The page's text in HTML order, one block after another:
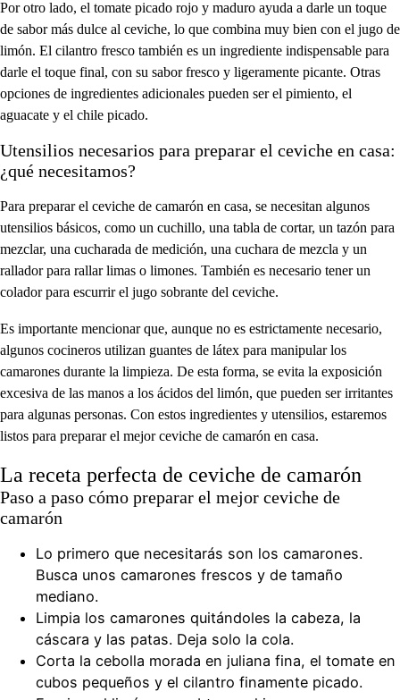
Por otro lado, el tomate picado rojo y maduro ayuda a darle un toque
de sabor más dulce al ceviche, lo que combina muy bien con el jugo de
limón. El cilantro fresco también es un ingrediente indispensable para
darle el toque final, con su sabor fresco y ligeramente picante. Otras
opciones de ingredientes adicionales pueden ser el pimiento, el
aguacate y el chile picado.
Utensilios necesarios para preparar el ceviche en casa:
¿qué necesitamos?
Para preparar el ceviche de camarón en casa, se necesitan algunos
utensilios básicos, como un cuchillo, una tabla de cortar, un tazón para
mezclar, una cucharada de medición, una cuchara de mezcla y un
rallador para rallar limas o limones. También es necesario tener un
colador para escurrir el jugo sobrante del ceviche.
Es importante mencionar que, aunque no es estrictamente necesario,
algunos cocineros utilizan guantes de látex para manipular los
camarones durante la limpieza. De esta forma, se evita la exposición
excesiva de las manos a los ácidos del limón, que pueden ser irritantes
para algunas personas. Con estos ingredientes y utensilios, estaremos
listos para preparar el mejor ceviche de camarón en casa.
La receta perfecta de ceviche de camarón
Paso a paso cómo preparar el mejor ceviche de
camarón
Lo primero que necesitarás son los camarones.
Busca unos camarones frescos y de tamaño
mediano.
Limpia los camarones quitándoles la cabeza, la
cáscara y las patas. Deja solo la cola.
Corta la cebolla morada en juliana fina, el tomate en
cubos pequeños y el cilantro finamente picado.